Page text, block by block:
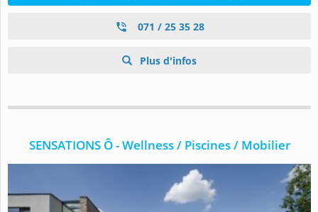
071 / 25 35 28
Plus d'infos
SENSATIONS Ô - Wellness / Piscines / Mobilier